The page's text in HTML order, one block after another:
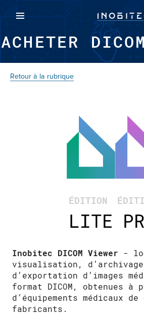
ACHETER
Retour à la rubrique
ÉDITION
LITE
Inobitec DICOM Viewer -
visualisation,
d’exportation d’images
format DICOM, obtenues à
d’équipements médicaux
fabricants.